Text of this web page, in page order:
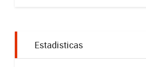
Estadisticas